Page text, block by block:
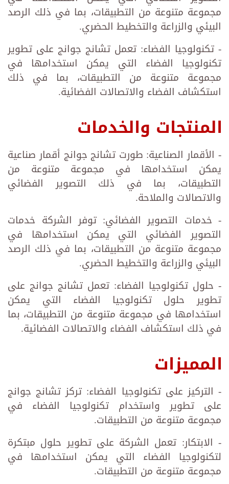
مجموعة متنوعة من التطبيقات، بما في ذلك الرصد
البيئي والزراعة والتخطيط الحضري.
- تكنولوجيا الفضاء: تعمل تشانج جوانج على تطوير
تكنولوجيا الفضاء التي يمكن استخدامها في
مجموعة متنوعة من التطبيقات، بما في ذلك
استكشاف الفضاء والاتصالات الفضائية.
المنتجات والخدمات
- الأقمار الصناعية: طورت تشانج جوانج أقمار صناعية
يمكن استخدامها في مجموعة متنوعة من
التطبيقات، بما في ذلك التصوير الفضائي
والاتصالات والملاحة.
- خدمات التصوير الفضائي: توفر الشركة خدمات
التصوير الفضائي التي يمكن استخدامها في
مجموعة متنوعة من التطبيقات، بما في ذلك الرصد
البيئي والزراعة والتخطيط الحضري.
- حلول تكنولوجيا الفضاء: تعمل تشانج جوانج على
تطوير حلول تكنولوجيا الفضاء التي يمكن
استخدامها في مجموعة متنوعة من التطبيقات، بما
في ذلك استكشاف الفضاء والاتصالات الفضائية.
المميزات
- التركيز على تكنولوجيا الفضاء: تركز تشانج جوانج
على تطوير واستخدام تكنولوجيا الفضاء في
مجموعة متنوعة من التطبيقات.
- الابتكار: تعمل الشركة على تطوير حلول مبتكرة
لتكنولوجيا الفضاء التي يمكن استخدامها في
مجموعة متنوعة من التطبيقات.